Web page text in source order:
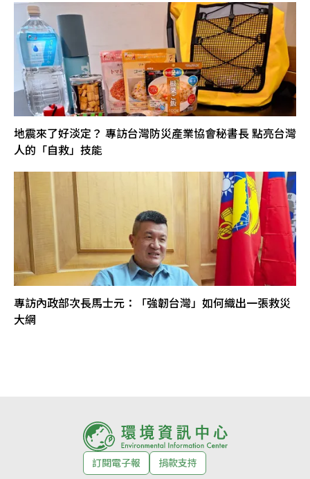
地震來了好淡定？ 專訪台灣防災產業協會秘書長 點亮台灣
人的「自救」技能
專訪內政部次長馬士元：「強韌台灣」如何織出一張救災
大網
訂閱電子報
捐款支持